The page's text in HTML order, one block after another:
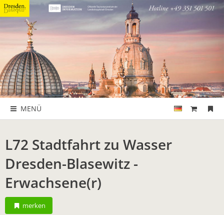
MENÜ
L72 Stadtfahrt zu Wasser
Dresden-Blasewitz -
Erwachsene(r)
merken